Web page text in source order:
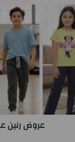
عروض رنين على